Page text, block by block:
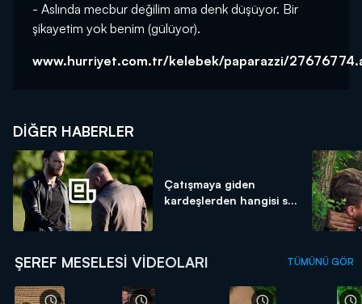
- Aslında mecbur değilim ama denk düşüyor. Bir
şikayetim yok benim (gülüyor).
www.hurriyet.com.tr/kelebek/paparazzi/
DIĞER HABERLER
Çatışmaya giden
kardeşlerden hangisi s...
ŞEREF MESELESI VIDEOLARI TÜMÜNÜ GÖR